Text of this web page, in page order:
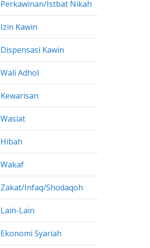
Perkawinan/Istbat Nikah
Izin Kawin
Dispensasi Kawin
Wali Adhol
Kewarisan
Wasiat
Hibah
Wakaf
Zakat/Infaq/Shodaqoh
Lain-Lain
Ekonomi Syariah